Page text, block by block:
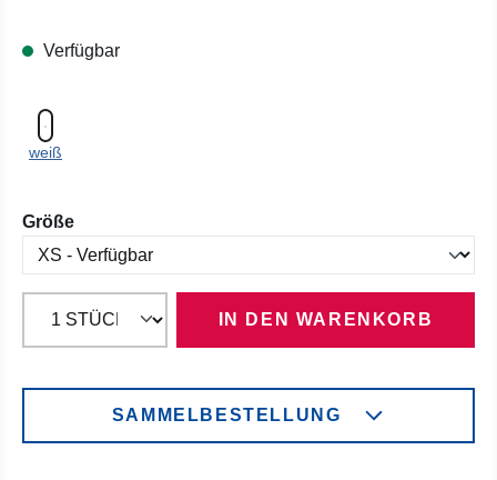
Verfügbar
weiß
Größeauswählen
IN DEN WARENKORB
SAMMELBESTELLUNG